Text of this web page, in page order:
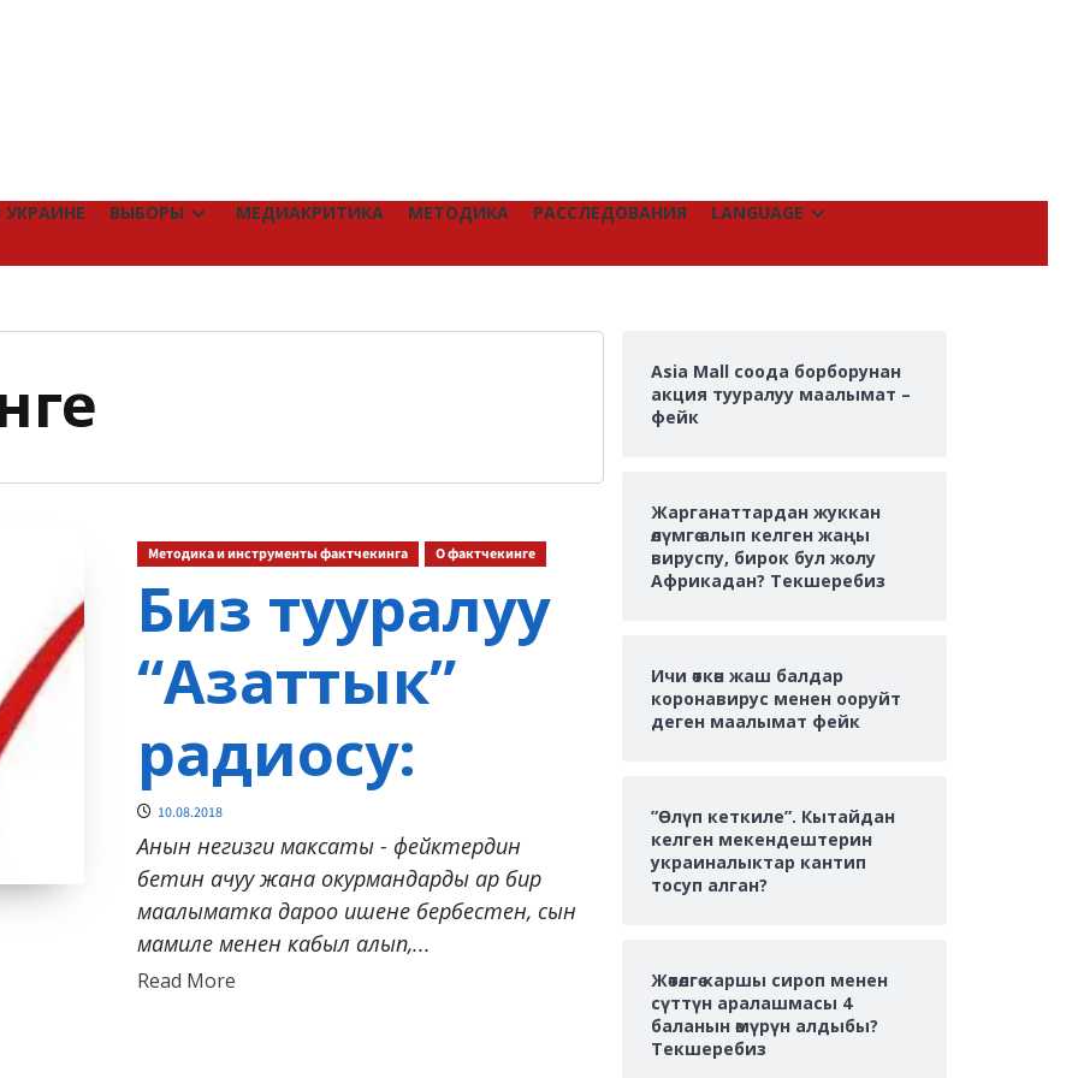
ВЫБОРЫ МЕДИАКРИТИКА МЕТОДИКА РАССЛЕДОВАНИЯ LANGUAGE
Методика и инструменты фактчекинга О фактчекинге
Биз тууралуу
“Азаттык”
радиосу:
10.08.2018
Анын негизги максаты - фейктердин
бетин ачуу жана окурмандарды ар бир
маалыматка дароо ишене бербестен, сын
мамиле менен кабыл алып,...
Read MoreRead
Asia Mall соода борборунан
акция тууралуу маалымат –
фейк
Жарганаттардан жуккан
өлүмгө алып келген жаңы
вируспу, бирок бул жолу
Африкадан? Текшеребиз
Ичи өткөн жаш балдар
коронавирус менен ооруйт
деген маалымат фейк
”Өлүп кеткиле”. Кытайдан
келген мекендештерин
украиналыктар кантип
тосуп алган?
Жөтөлгө каршы сироп менен
сүттүн аралашмасы 4
баланын өмүрүн алдыбы?
Текшеребиз